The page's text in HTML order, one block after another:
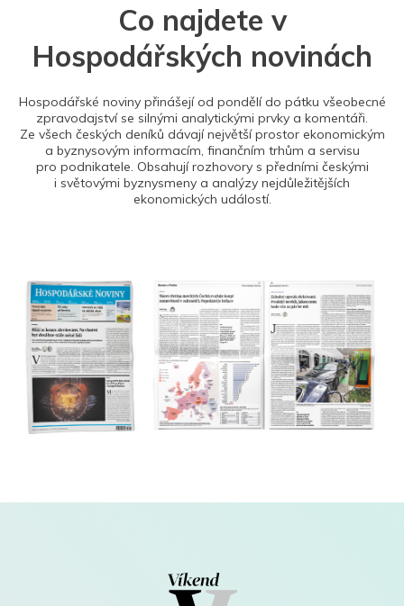
Co najdete v
Hospodářských novinách
Hospodářské noviny přinášejí od pondělí do pátku všeobecné
zpravodajství se silnými analytickými prvky a komentáři.
Ze všech českých deníků dávají největší prostor ekonomickým
a byznysovým informacím, finančním trhům a servisu
pro podnikatele. Obsahují rozhovory s předními českými
i světovými byznysmeny a analýzy nejdůležitějších
ekonomických událostí.